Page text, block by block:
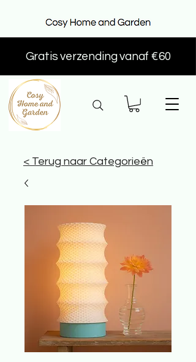
Gratis verzending vanaf €60
< Terug naar Categorieën